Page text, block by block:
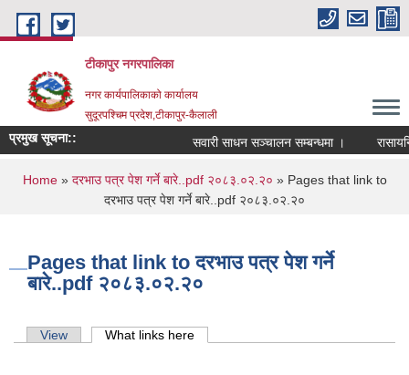
Skip to main content
टीकापुर नगरपालिका
नगर कार्यपालिकाको कार्यालय
सुदूरपश्चिम प्रदेश,टीकापुर-कैलाली
प्रमुख सूचना:: सवारी साधन सञ्चालन सम्बन्धमा ।
You are here
Home» दरभाउ पत्र पेश गर्ने बारे..pdf २०८३.०२.२० » Pages that link to
दरभाउ पत्र पेश गर्ने बारे..pdf २०८३.०२.२०
Pages that link to दरभाउ पत्र पेश गर्ने
बारे..pdf २०८३.०२.२०
Primary tabs
View What links here